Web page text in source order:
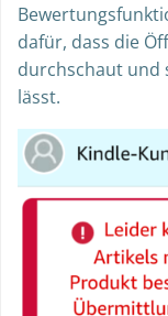
dafür, dass die
durchschaut und
lässt.